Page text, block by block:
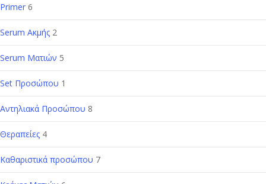
Primer 6
Serum Ακμής 2
Serum Ματιών 5
Set Προσώπου 1
Αντηλιακά Προσώπου 8
Θεραπείες 4
Καθαριστικά προσώπου 7